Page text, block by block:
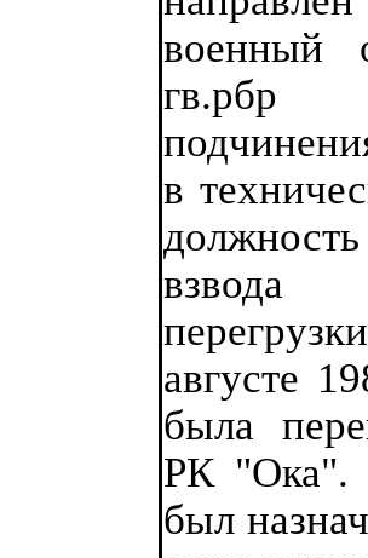
военный
гв.рбр
в
взвода
августе
была
РК "Ока".
был